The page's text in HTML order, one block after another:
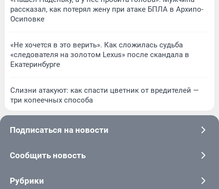
рассказал, как потерял жену при атаке БПЛА в Архипо-
Осиповке
«Не хочется в это верить». Как сложилась судьба
«следователя на золотом Lexus» после скандала в
Екатеринбурге
Слизни атакуют: как спасти цветник от вредителей —
три копеечных способа
Подписаться на новости
Сообщить новость
Рубрики